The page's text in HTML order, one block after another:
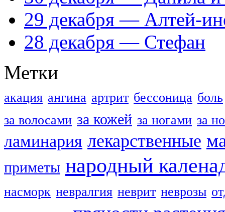
29 декабря — Алтей-
28 декабря — Стефан
Метки
акация ангина артрит бессоница боль
за волосами за кожей за ногами за
ламинария лекарственные
приметы народный
насморк невралгия неврит неврозы